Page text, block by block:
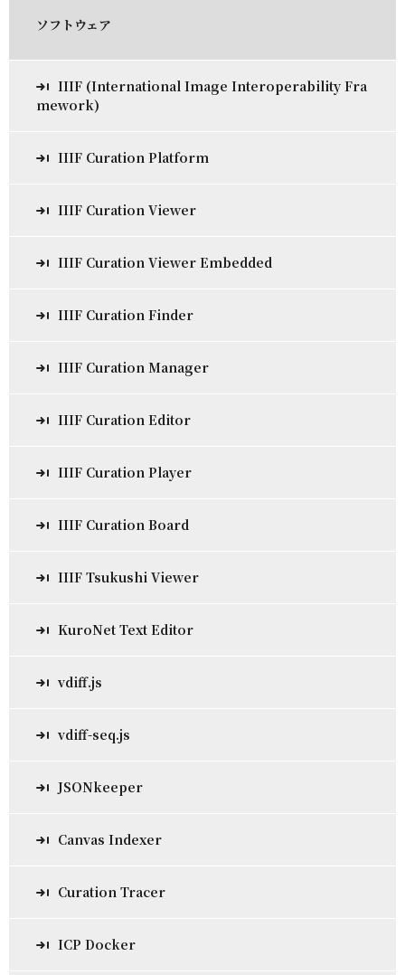
ソフトウェア
IIIF (International Image Interoperability Fra
mework)
IIIF Curation Platform
IIIF Curation Viewer
IIIF Curation Viewer Embedded
IIIF Curation Finder
IIIF Curation Manager
IIIF Curation Editor
IIIF Curation Player
IIIF Curation Board
IIIF Tsukushi Viewer
KuroNet Text Editor
vdiff.js
vdiff-seq.js
JSONkeeper
Canvas Indexer
Curation Tracer
ICP Docker